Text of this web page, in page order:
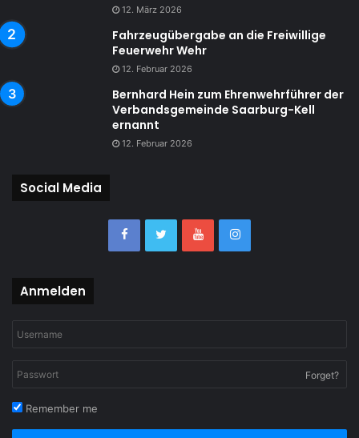
12. März 2026
Fahrzeugübergabe an die Freiwillige
Feuerwehr Wehr
12. Februar 2026
Bernhard Hein zum Ehrenwehrführer der
Verbandsgemeinde Saarburg-Kell
ernannt
12. Februar 2026
Social Media
Anmelden
Forget?
Remember me